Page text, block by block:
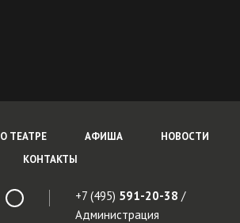
О ТЕАТРЕ АФИША
НОВОСТИ
КОНТАКТЫ
+7 (495) 591-20-38 /
Администрация